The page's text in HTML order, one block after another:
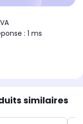
: 1 ms
similaires